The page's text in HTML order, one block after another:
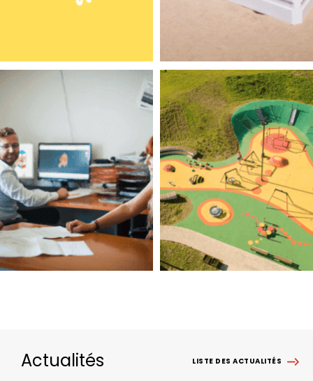
Actualités LISTE DES ACTUALITÉS